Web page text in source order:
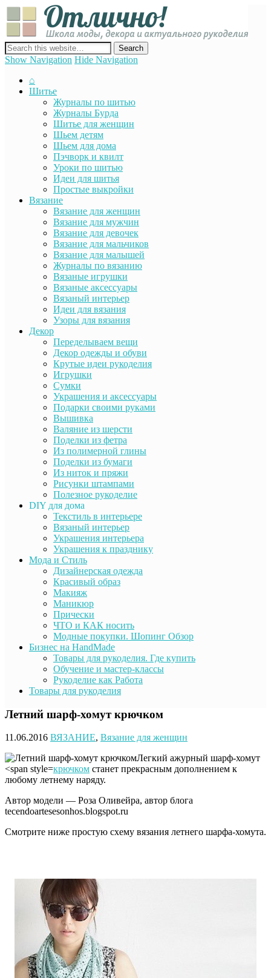
сайт о декоре, дизайне и моде, вязании, шитье и других видах
рукоделия
Show Navigation Hide Navigation
⌂
Шитье
Журналы по шитью
Журналы Бурда
Шитье для женщин
Шьем детям
Шьем для дома
Пэчворк и квилт
Уроки по шитью
Идеи для шитья
Простые выкройки
Вязание
Вязание для женщин
Вязание для мужчин
Вязание для девочек
Вязание для мальчиков
Вязание для малышей
Журналы по вязанию
Вязаные игрушки
Вязаные аксессуары
Вязаный интерьер
Идеи для вязания
Узоры для вязания
Декор
Переделываем вещи
Декор одежды и обуви
Крутые идеи рукоделия
Игрушки
Сумки
Украшения и аксессуары
Подарки своими руками
Вышивка
Валяние из шерсти
Поделки из фетра
Из полимерной глины
Поделки из бумаги
Из ниток и пряжи
Рисунки штампами
Полезное рукоделие
DIY для дома
Текстиль в интерьере
Вязаный интерьер
Украшения интерьера
Украшения к празднику
Мода и Стиль
Дизайнерская одежда
Красивый образ
Макияж
Маникюр
Прически
ЧТО и КАК носить
Модные покупки. Шопинг Обзор
Бизнес на HandMade
Товары для рукоделия. Где купить
Обучение и мастер-классы
Рукоделие как Работа
Товары для рукоделия
Летний шарф-хомут крючком
11.06.2016 ВЯЗАНИЕ, Вязание для женщин
Легкий ажурный шарф-хомут
<span style=крючком станет прекрасным дополнением к
любому летнему наряду.
Автор модели — Роза Оливейра, автор блога
tecendoartesesonhos.blogspot.ru
Смотрите ниже простую схему вязания летнего шарфа-хомута.